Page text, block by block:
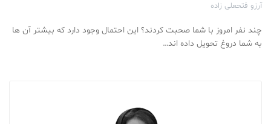
آرزو فتحعلی زاده
چند نفر امروز با شما صحبت کردند؟ این احتمال وجود دارد که بیشتر آن ها
به شما دروغ تحویل داده اند…